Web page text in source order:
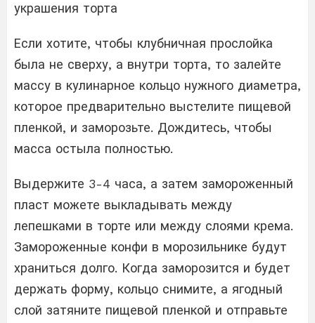
украшения торта
Если хотите, чтобы клубничная прослойка
была не сверху, а внутри торта, то залейте
массу в кулинарное кольцо нужного диаметра,
которое предварительно выстелите пищевой
пленкой, и заморозьте. Дождитесь, чтобы
масса остыла полностью.
Выдержите 3-4 часа, а затем замороженный
пласт можете выкладывать между
лепешками в торте или между слоями крема.
Замороженные конфи в морозильнике будут
храниться долго. Когда заморозится и будет
держать форму, кольцо снимите, а ягодный
слой затяните пищевой пленкой и отправьте